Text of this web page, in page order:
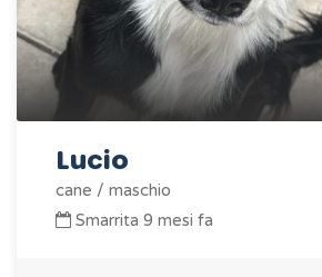
Lucio
cane / maschio
Smarrita 9 mesi fa